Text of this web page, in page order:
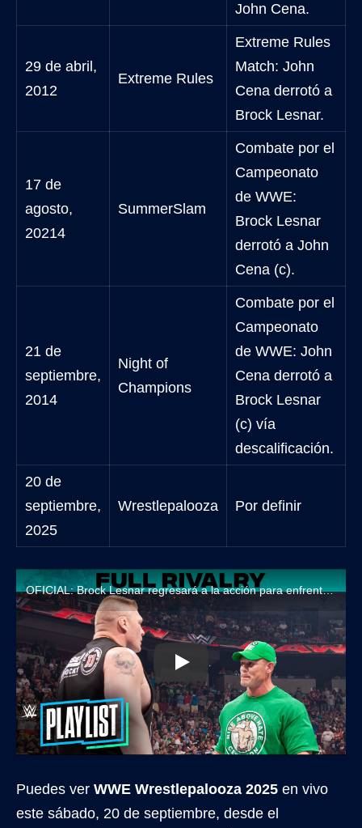
John Cena.
29 de abril,
2012
Extreme Rules
Extreme Rules
Match: John
Cena derrotó a
Brock Lesnar.
17 de
agosto,
20214
SummerSlam
Combate por el
Campeonato
de WWE:
Brock Lesnar
derrotó a John
Cena (c).
21 de
septiembre,
2014
Night of
Champions
Combate por el
Campeonato
de WWE: John
Cena derrotó a
Brock Lesnar
(c) vía
descalificación.
20 de
septiembre,
2025
Wrestlepalooza Por definir
OFICIAL: Brock Lesnar regresará a la acción para enfrentar a John Cena en WWE Wrestlepalooza 2025
Puedes ver WWE Wrestlepalooza 2025 en vivo
este sábado, 20 de septiembre, desde el